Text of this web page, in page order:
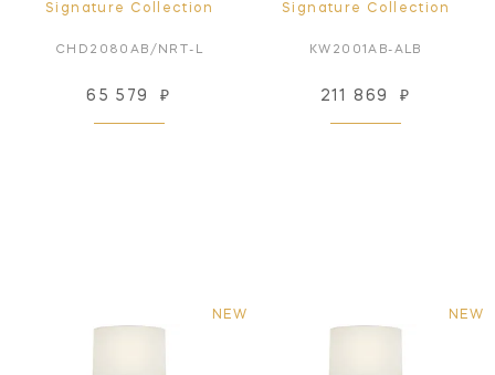
Signature Collection
CHD2080AB/NRT-L
65 579 ₽
Signature Collection
KW2001AB-ALB
211 869 ₽
NEW NEW